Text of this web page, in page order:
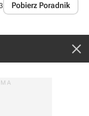
Pobierz Poradnik
